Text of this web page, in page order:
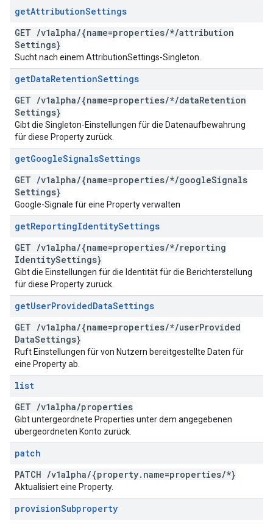
getAttributionSettings
GET /v1alpha/{name=properties/*/attribution
Settings}
Sucht nach einem AttributionSettings-Singleton.
getDataRetentionSettings
GET /v1alpha/{name=properties/*/dataRetention
Settings}
Gibt die Singleton-Einstellungen für die Datenaufbewahrung
für diese Property zurück.
getGoogleSignalsSettings
GET /v1alpha/{name=properties/*/googleSignals
Settings}
Google-Signale für eine Property verwalten
getReportingIdentitySettings
GET /v1alpha/{name=properties/*/reporting
IdentitySettings}
Gibt die Einstellungen für die Identität für die Berichterstellung
für diese Property zurück.
getUserProvidedDataSettings
GET /v1alpha/{name=properties/*/userProvided
DataSettings}
Ruft Einstellungen für von Nutzern bereitgestellte Daten für
eine Property ab.
list
GET /v1alpha/properties
Gibt untergeordnete Properties unter dem angegebenen
übergeordneten Konto zurück.
patch
PATCH /v1alpha/{property. name=properties/*}
Aktualisiert eine Property.
provisionSubproperty